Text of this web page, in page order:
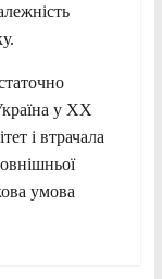
у ХХ
і втрачала
умова